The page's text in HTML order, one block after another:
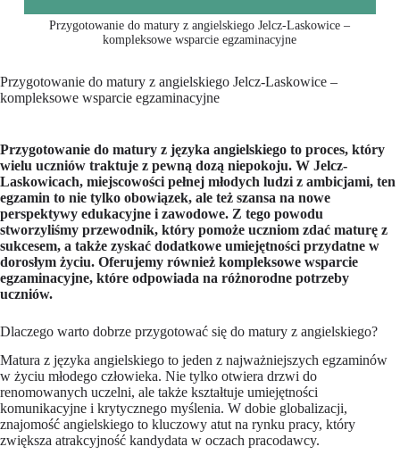
Przygotowanie do matury z angielskiego Jelcz-Laskowice –
kompleksowe wsparcie egzaminacyjne
Przygotowanie do matury z angielskiego Jelcz-Laskowice –
kompleksowe wsparcie egzaminacyjne
Przygotowanie do matury z języka angielskiego to proces, który
wielu uczniów traktuje z pewną dozą niepokoju. W Jelcz-
Laskowicach, miejscowości pełnej młodych ludzi z ambicjami, ten
egzamin to nie tylko obowiązek, ale też szansa na nowe
perspektywy edukacyjne i zawodowe. Z tego powodu
stworzyliśmy przewodnik, który pomoże uczniom zdać maturę z
sukcesem, a także zyskać dodatkowe umiejętności przydatne w
dorosłym życiu. Oferujemy również kompleksowe wsparcie
egzaminacyjne, które odpowiada na różnorodne potrzeby
uczniów.
Dlaczego warto dobrze przygotować się do matury z angielskiego?
Matura z języka angielskiego to jeden z najważniejszych egzaminów
w życiu młodego człowieka. Nie tylko otwiera drzwi do
renomowanych uczelni, ale także kształtuje umiejętności
komunikacyjne i krytycznego myślenia. W dobie globalizacji,
znajomość angielskiego to kluczowy atut na rynku pracy, który
zwiększa atrakcyjność kandydata w oczach pracodawcy.